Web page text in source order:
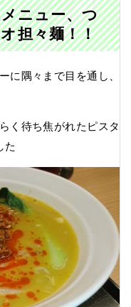
ニュー、つ
担々麺！！
に隅々まで目を通し、
く待ち焦がれたピスタ
た